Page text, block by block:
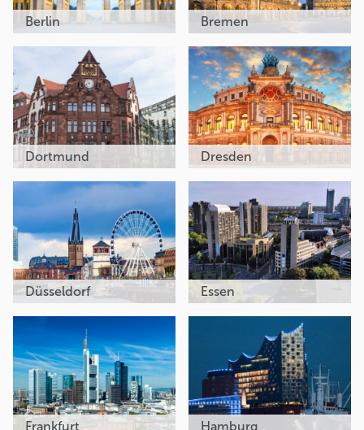
Berlin Bremen
Dortmund Dresden
Düsseldorf Essen
Frankfurt Hamburg